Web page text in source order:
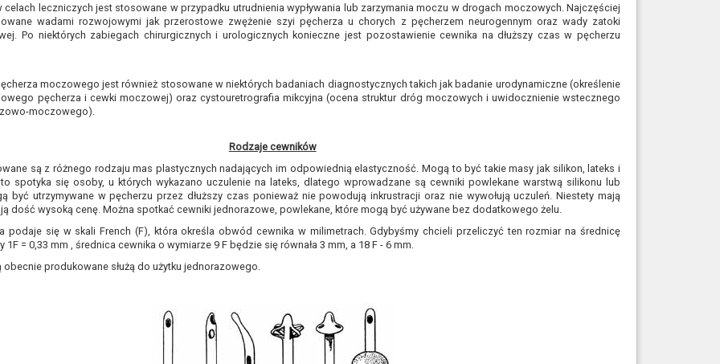
celach leczniczych jest stosowane w przypadku utrudnienia wypływania lub zarzymania moczu w drogach moczowych. Najczęściej
wadami rozwojowymi jak przerostowe zwężenie szyi pęcherza u chorych z pęcherzem neurogennym oraz wady zatoki
Po niektórych zabiegach chirurgicznych i urologicznych konieczne jest pozostawienie cewnika na dłuższy czas w pęcherzu
moczowego jest również stosowane w niektórych badaniach diagnostycznych takich jak badanie urodynamiczne (określenie
pęcherza i cewki moczowej) oraz cystouretrografia mikcyjna (ocena struktur dróg moczowych i uwidocznienie wstecznego
moczowego).
Rodzaje cewników
są z różnego rodzaju mas plastycznych nadających im odpowiednią elastyczność. Mogą to być takie masy jak silikon, lateks i
spotyka się osoby, u których wykazano uczulenie na lateks, dlatego wprowadzane są cewniki powlekane warstwą silikonu lub
być utrzymywane w pęcherzu przez dłuższy czas ponieważ nie powodują inkrustracji oraz nie wywołują uczuleń. Niestety mają
dość wysoką cenę. Można spotkać cewniki jednorazowe, powlekane, które mogą być używane bez dodatkowego żelu.
podaje się w skali French (F), która określa obwód cewnika w milimetrach. Gdybyśmy chcieli przeliczyć ten rozmiar na średnicę
1F = 0,33 mm , średnica cewnika o wymiarze 9 F będzie się równała 3 mm, a 18 F - 6 mm.
obecnie produkowane służą do użytku jednorazowego.